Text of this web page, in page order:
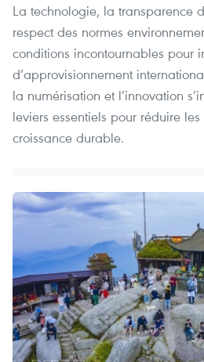
La technologie, la transparence
respect des normes
conditions incontournables pour
d’approvisionnement
la numérisation et l’innovation
leviers essentiels pour réduire
croissance durable.